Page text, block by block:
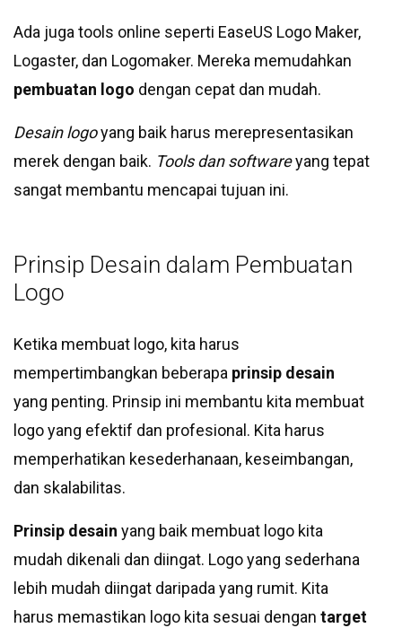
Ada juga tools online seperti EaseUS Logo Maker,
Logaster, dan Logomaker. Mereka memudahkan
pembuatan logo dengan cepat dan mudah.
Desain logoyang baik harus merepresentasikan
merek dengan baik. Tools dan softwareyang tepat
sangat membantu mencapai tujuan ini.
Prinsip Desain dalam Pembuatan
Logo
Ketika membuat logo, kita harus
mempertimbangkan beberapa prinsip desain
yang penting. Prinsip ini membantu kita membuat
logo yang efektif dan profesional. Kita harus
memperhatikan kesederhanaan, keseimbangan,
dan skalabilitas.
Prinsip desain yang baik membuat logo kita
mudah dikenali dan diingat. Logo yang sederhana
lebih mudah diingat daripada yang rumit. Kita
harus memastikan logo kita sesuai dengan target